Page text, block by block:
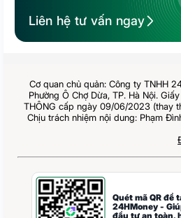
Liên hệ tư vấn ngay
Cơ quan chủ quản: Công ty TNHH
Phường Ô Chợ Dừa, TP. Hà Nội.
THÔNG cấp ngày 09/06/2023 (thay
Chịu trách nhiệm nội dung: Phạm
Quét mã QR để
24HMoney -
đầu tư an toàn,